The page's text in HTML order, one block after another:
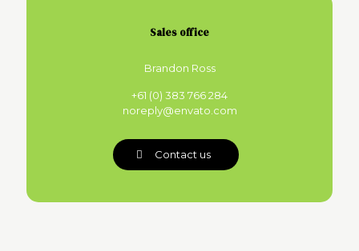
Sales office
Brandon Ross
+61 (0) 383 766 284
noreply@envato.com
Contact us